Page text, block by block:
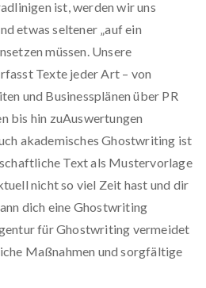
ist, werden wir uns
etwas seltener „auf ein
müssen. Unsere
Texte jeder Art – von
und Businessplänen über PR
bis hin zuAuswertungen
akademisches Ghostwriting ist
Text als Mustervorlage
nicht so viel Zeit hast und dir
dich eine Ghostwriting
für Ghostwriting vermeidet
Maßnahmen und sorgfältige